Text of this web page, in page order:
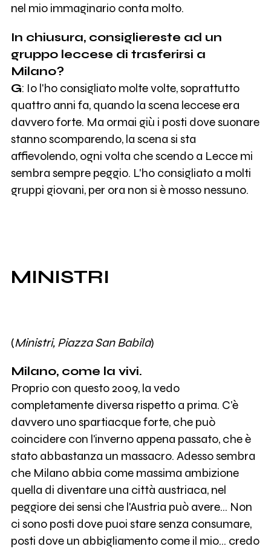
nel mio immaginario conta molto.
In chiusura, consigliereste ad un
gruppo leccese di trasferirsi a
Milano?
G: Io l'ho consigliato molte volte, soprattutto
quattro anni fa, quando la scena leccese era
davvero forte. Ma ormai giù i posti dove suonare
stanno scomparendo, la scena si sta
affievolendo, ogni volta che scendo a Lecce mi
sembra sempre peggio. L'ho consigliato a molti
gruppi giovani, per ora non si è mosso nessuno.
MINISTRI
(Ministri, Piazza San Babila)
Milano, come la vivi.
Proprio con questo 2009, la vedo
completamente diversa rispetto a prima. C'è
davvero uno spartiacque forte, che può
coincidere con l'inverno appena passato, che è
stato abbastanza un massacro. Adesso sembra
che Milano abbia come massima ambizione
quella di diventare una città austriaca, nel
peggiore dei sensi che l'Austria può avere… Non
ci sono posti dove puoi stare senza consumare,
posti dove un abbigliamento come il mio… credo